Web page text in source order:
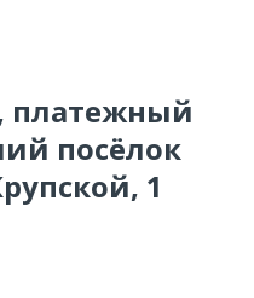
платежный
посёлок
1